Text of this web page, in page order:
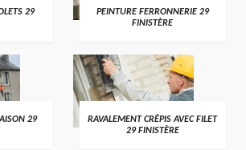
29
PEINTURE FERRONNERIE 29
FINISTÈRE
29
RAVALEMENT CRÉPIS AVEC FILET
29 FINISTÈRE